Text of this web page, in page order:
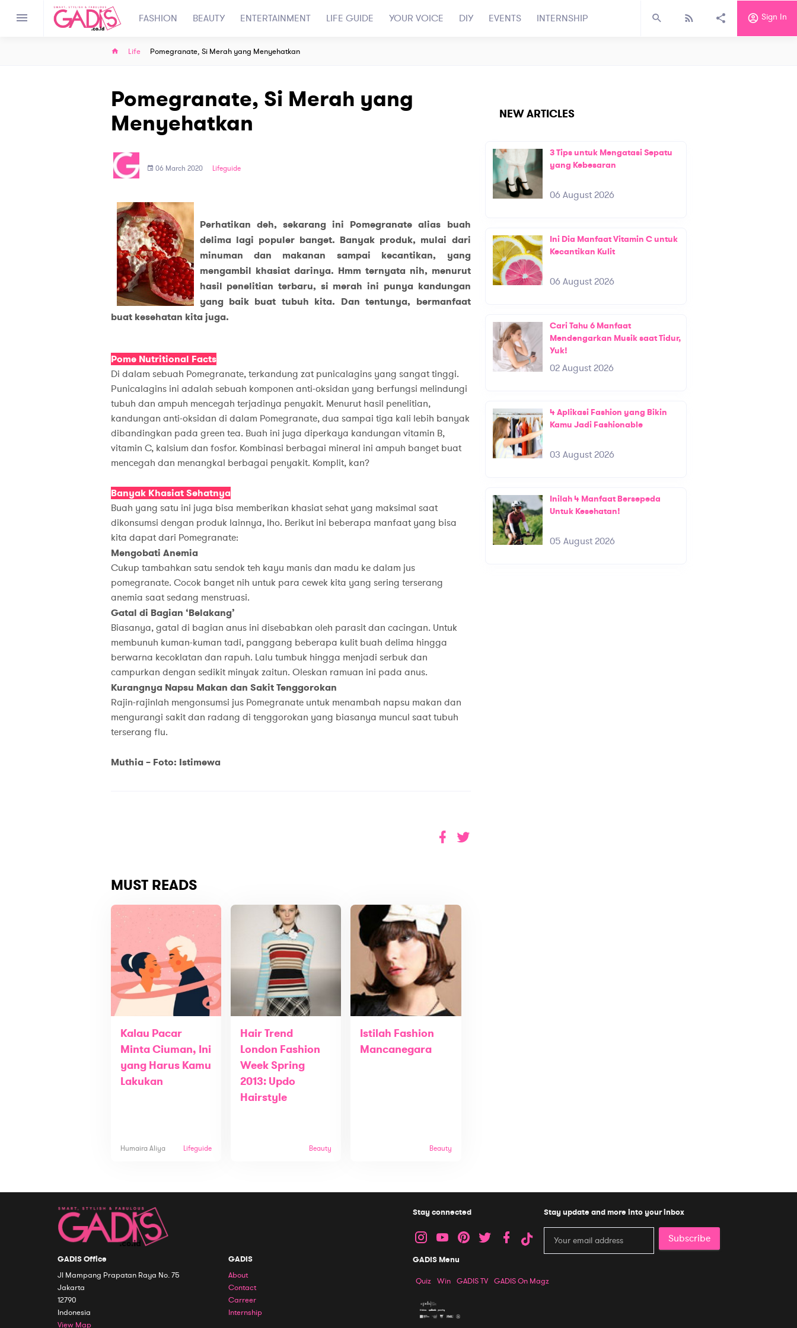
FASHION BEAUTY ENTERTAINMENT LIFE GUIDE YOUR VOICE DIY EVENTS INTERNSHIP Sign In
Life Pomegranate, Si Merah yang Menyehatkan
Pomegranate, Si Merah yang
Menyehatkan
06 March 2020 Lifeguide
Perhatikan deh, sekarang ini Pomegranate alias buah
delima lagi populer banget. Banyak produk, mulai dari
minuman dan makanan sampai kecantikan, yang
mengambil khasiat darinya. Hmm ternyata nih, menurut
hasil penelitian terbaru, si merah ini punya kandungan
yang baik buat tubuh kita. Dan tentunya, bermanfaat
buat kesehatan kita juga.
Pome Nutritional Facts
Di dalam sebuah Pomegranate, terkandung zat punicalagins yang sangat tinggi.
Punicalagins ini adalah sebuah komponen anti-oksidan yang berfungsi melindungi
tubuh dan ampuh mencegah terjadinya penyakit. Menurut hasil penelitian,
kandungan anti-oksidan di dalam Pomegranate, dua sampai tiga kali lebih banyak
dibandingkan pada green tea. Buah ini juga diperkaya kandungan vitamin B,
vitamin C, kalsium dan fosfor. Kombinasi berbagai mineral ini ampuh banget buat
mencegah dan menangkal berbagai penyakit. Komplit, kan?
Banyak Khasiat Sehatnya
Buah yang satu ini juga bisa memberikan khasiat sehat yang maksimal saat
dikonsumsi dengan produk lainnya, lho. Berikut ini beberapa manfaat yang bisa
kita dapat dari Pomegranate:
Mengobati Anemia
Cukup tambahkan satu sendok teh kayu manis dan madu ke dalam jus
pomegranate. Cocok banget nih untuk para cewek kita yang sering terserang
anemia saat sedang menstruasi.
Gatal di Bagian ‘Belakang’
Biasanya, gatal di bagian anus ini disebabkan oleh parasit dan cacingan. Untuk
membunuh kuman-kuman tadi, panggang beberapa kulit buah delima hingga
berwarna kecoklatan dan rapuh. Lalu tumbuk hingga menjadi serbuk dan
campurkan dengan sedikit minyak zaitun. Oleskan ramuan ini pada anus.
Kurangnya Napsu Makan dan Sakit Tenggorokan
Rajin-rajinlah mengonsumsi jus Pomegranate untuk menambah napsu makan dan
mengurangi sakit dan radang di tenggorokan yang biasanya muncul saat tubuh
terserang flu.
Muthia – Foto: Istimewa
MUST READS
Kalau Pacar
Minta Ciuman, Ini
yang Harus Kamu
Lakukan
Humaira Aliya Lifeguide
Hair Trend
London Fashion
Week Spring
2013: Updo
Hairstyle
Beauty
Istilah Fashion
Mancanegara
Beauty
NEW ARTICLES
3 Tips untuk Mengatasi Sepatu
yang Kebesaran
06 August 2026
Ini Dia Manfaat Vitamin C untuk
Kecantikan Kulit
06 August 2026
Cari Tahu 6 Manfaat
Mendengarkan Musik saat Tidur,
Yuk!
02 August 2026
4 Aplikasi Fashion yang Bikin
Kamu Jadi Fashionable
03 August 2026
Inilah 4 Manfaat Bersepeda
Untuk Kesehatan!
05 August 2026
GADIS Office
Jl Mampang Prapatan Raya No. 75
Jakarta
12790
Indonesia
View Map
GADIS
About
Contact
Carreer
Internship
Stay connected Stay update and more into your inbox
Subscribe
GADIS Menu
Quiz Win GADIS TV GADIS On Magz